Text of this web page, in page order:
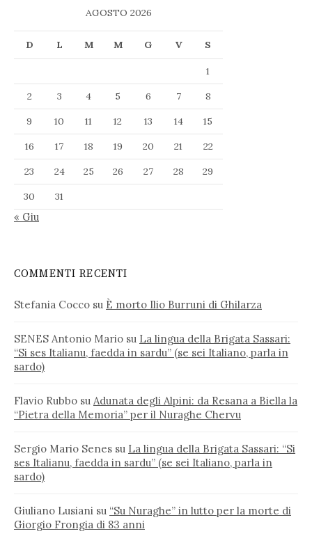
AGOSTO 2026
D L M M G V S
1
2
3 4 5 6 7
8
9
10 11 12 13 14
15
16
17 18 19 20 21
22
23
24 25 26 27 28
29
30
31
« Giu
COMMENTI RECENTI
Stefania Cocco su È morto Ilio Burruni di Ghilarza
SENES Antonio Mario su La lingua della Brigata Sassari:
“Si ses Italianu, faedda in sardu” (se sei Italiano, parla in
sardo)
Flavio Rubbo su Adunata degli Alpini: da Resana a Biella la
“Pietra della Memoria” per il Nuraghe Chervu
Sergio Mario Senes su La lingua della Brigata Sassari: “Si
ses Italianu, faedda in sardu” (se sei Italiano, parla in
sardo)
Giuliano Lusiani su “Su Nuraghe” in lutto per la morte di
Giorgio Frongia di 83 anni